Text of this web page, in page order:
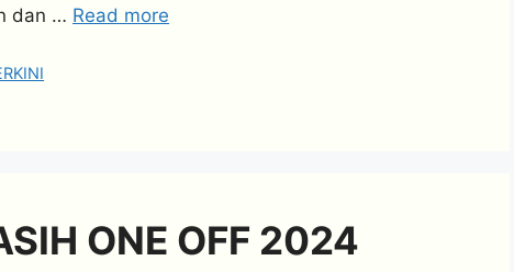
dan … Read more
ONE OFF 2024